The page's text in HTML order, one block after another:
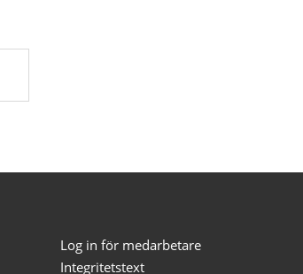
Log in för medarbetare
Integritetstext